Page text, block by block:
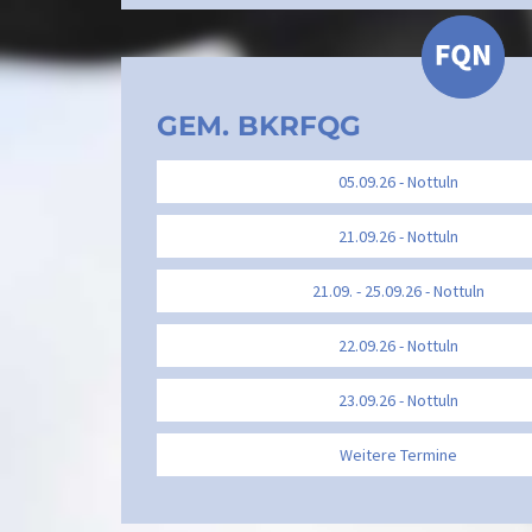
GEM. BKRFQG
05.09.26 - Nottuln
21.09.26 - Nottuln
21.09. - 25.09.26 - Nottuln
22.09.26 - Nottuln
23.09.26 - Nottuln
Weitere Termine